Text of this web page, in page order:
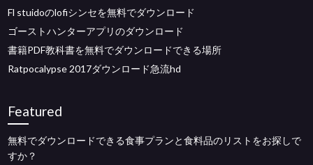
Fl stuidoのlofiシンセを無料でダウンロード
ゴーストハンターアプリのダウンロード
書籍PDF教科書を無料でダウンロードできる場所
Ratpocalypse 2017ダウンロード急流hd
Featured
無料でダウンロードできる食事プランと食料品のリストをお探しで
すか？